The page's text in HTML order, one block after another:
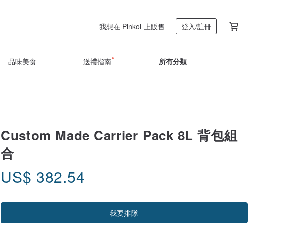
我想在 Pinkoi 上販售 登入/註冊
品味美食 送禮指南 所有分類
Custom Made Carrier Pack 8L 背包組
合
US$ 382.54
我要排隊